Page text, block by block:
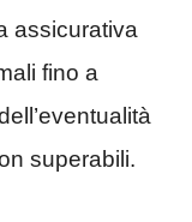
assicurativa
fino a
superabili.